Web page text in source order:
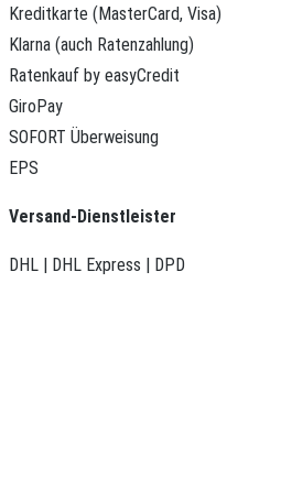
Kreditkarte (MasterCard, Visa)
Klarna (auch Ratenzahlung)
Ratenkauf by easyCredit
GiroPay
SOFORT Überweisung
EPS
Versand-Dienstleister
DHL | DHL Express | DPD